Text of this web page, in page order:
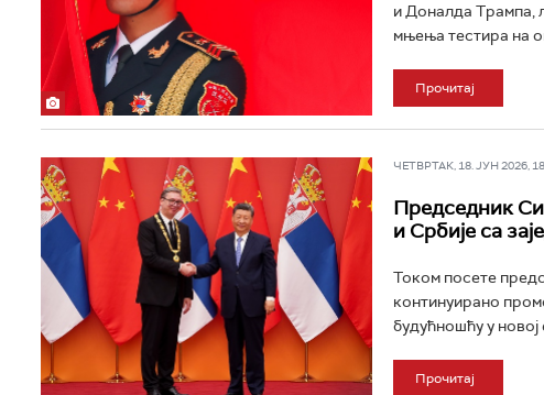
и Доналда Трампа,
мњења тестира на
Прочитај
ЧЕТВРТАК, 18. ЈУН 2026,
Председник
и Србије са
Током посете
континуирано
будућношћу у
Прочитај